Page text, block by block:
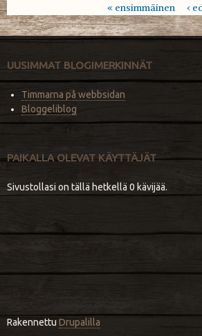
Sivut
« ensimmäinen ‹
UUSIMMAT BLOGIMERKINNÄT
Timmarna på webbsidan
Bloggeliblog
PAIKALLA OLEVAT KÄYTTÄJÄT
Sivustollasi on tällä hetkellä 0 kävijää.
RakennettuDrupalilla